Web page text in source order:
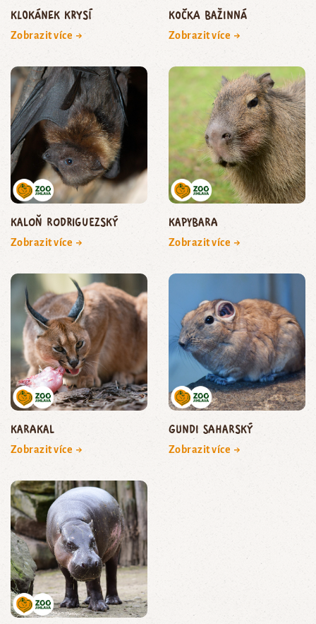
klokánek krysí
Zobrazit více →
kočka bažinná
Zobrazit více →
kaloň rodriguezský
Zobrazit více →
kapybara
Zobrazit více →
karakal
Zobrazit více →
gundi saharský
Zobrazit více →